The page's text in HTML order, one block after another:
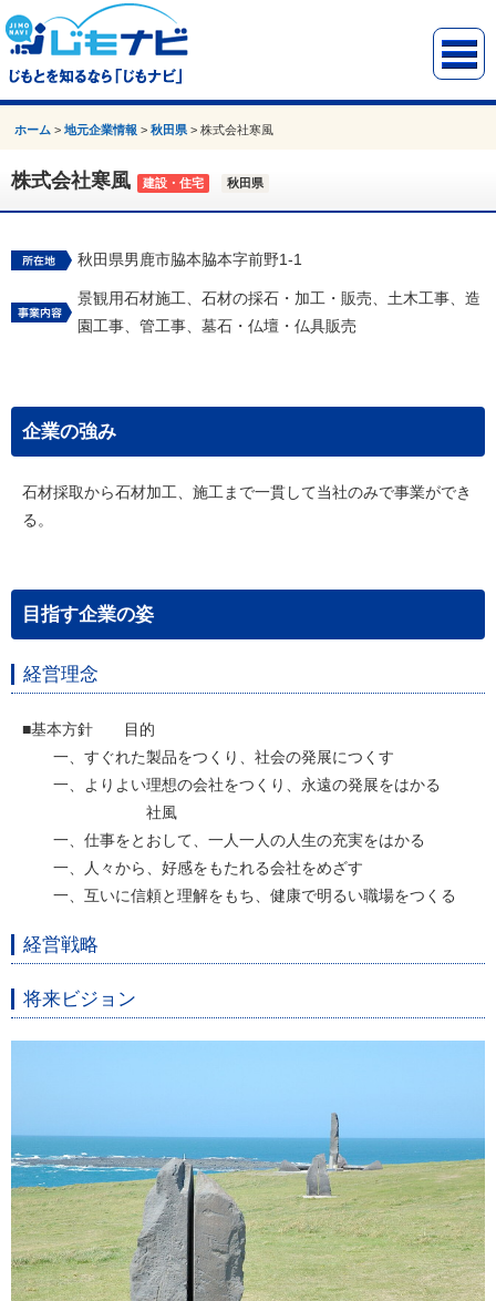
ホーム >地元企業情報 >秋田県 >株式会社寒風
株式会社寒風 建設・住宅 秋田県
秋田県男鹿市脇本脇本字前野1-1
景観用石材施工、石材の採石・加工・販売、土木工事、造
園工事、管工事、墓石・仏壇・仏具販売
企業の強み
石材採取から石材加工、施工まで一貫して当社のみで事業ができ
る。
目指す企業の姿
経営理念
■基本方針 目的
一、すぐれた製品をつくり、社会の発展につくす
一、よりよい理想の会社をつくり、永遠の発展をはかる
社風
一、仕事をとおして、一人一人の人生の充実をはかる
一、人々から、好感をもたれる会社をめざす
一、互いに信頼と理解をもち、健康で明るい職場をつくる
経営戦略
将来ビジョン